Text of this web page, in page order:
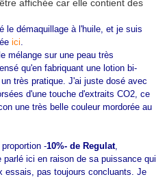
le démaquillage à l'huile, et je suis
ici.
mélange sur une peau très
qu'en fabriquant une lotion bi-
très pratique. J'ai juste dosé avec
d'une touche d'extraits CO2, ce
une très belle couleur mordorée au
-10%- de Regulat,
ici en raison de sa puissance qui
essais, pas toujours concluants. Je